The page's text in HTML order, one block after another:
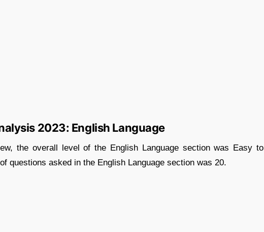
2023: English Language
the overall level of the English Language section was Easy to
questions asked in the English Language section was 20.